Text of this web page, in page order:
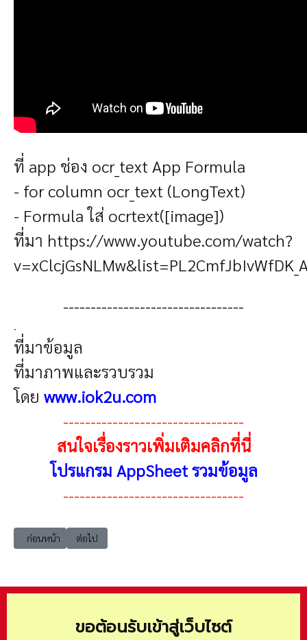
ที่ app ช่อง ocr_text App Formula
- for column ocr_text (LongText)
- Formulaใส่ ocrtext([image])
ที่มา https://www.youtube.com/watch?
---------------------------------
.
ที่มาข้อมูล
ที่มาภาพและรวบรวม
โดย www.iok2u.com
---------------------------------
สนใจเรื่องราวเพิ่มเติมคลิกที่นี่
โปรแกรม AppSheet รวมข้อมูล
---------------------------------
เนื้อหาก่อนหน้า: appsheet-001 แนะนำโปรแกรม AppSheet
ก่อนหน้า เนื้อหาถัดไป: AutoTech-001 ระบบอัตโนมัติ (Automatic
ต่อไป
ขอต้อนรับเข้าสู่เว็บไซต์